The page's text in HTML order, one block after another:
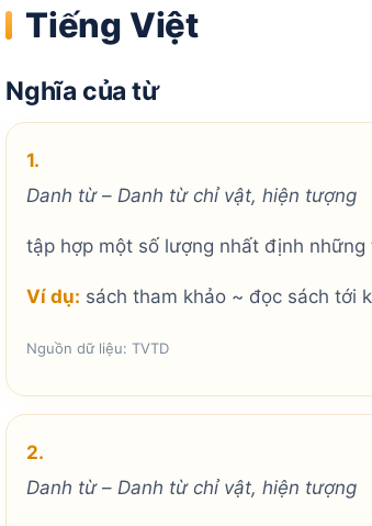
Tiếng Việt
Nghĩa của từ
1.
Danh từ– Danh từ chỉ vật, hiện tượng
tập hợp một số lượng nhất định
Ví dụ: sách tham khảo ~ đọc sách tới
Nguồn dữ liệu: TVTD
2.
Danh từ– Danh từ chỉ vật, hiện tượng